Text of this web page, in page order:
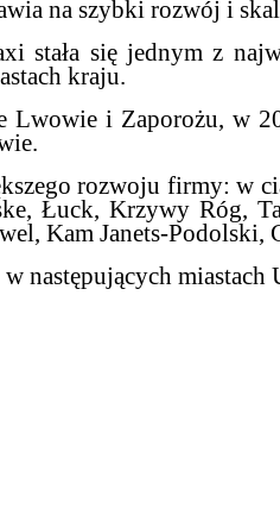
na szybki rozwój i
stała się jednym z
kraju.
Lwowie i Zaporożu, w
rozwoju firmy: w
Łuck, Krzywy Róg,
Kam Janets-Podolski,
następujących miastach